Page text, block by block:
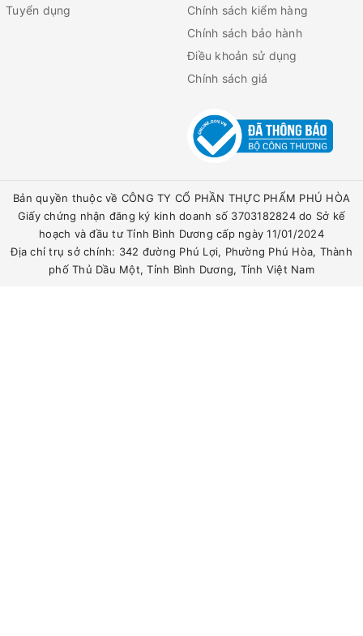
Tuyển dụng
Chính sách kiểm hàng
Chính sách bảo hành
Điều khoản sử dụng
Chính sách giá
Bản quyền thuộc về CÔNG TY CỔ PHẦN THỰC PHẨM PHÚ HÒA
Giấy chứng nhận đăng ký kinh doanh số 3703182824 do Sở kế
hoạch và đầu tư Tỉnh Bình Dương cấp ngày 11/01/2024
Địa chỉ trụ sở chính: 342 đường Phú Lợi, Phường Phú Hòa, Thành
phố Thủ Dầu Một, Tỉnh Bình Dương, Tỉnh Việt Nam